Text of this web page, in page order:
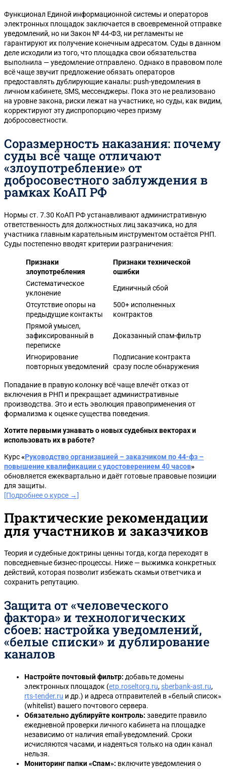
Функционал Единой информационной системы и операторов
электронных площадок заключается в своевременной отправке
уведомлений, но ни Закон № 44-ФЗ, ни регламенты не
гарантируют их получение конечным адресатом. Суды в данном
деле исходили из того, что площадка свои обязательства
выполнила — уведомление отправлено. Однако в правовом поле
всё чаще звучит предложение обязать операторов
предоставлять дублирующие каналы: push-уведомления в
личном кабинете, SMS, мессенджеры. Пока это не реализовано
на уровне закона, риски лежат на участнике, но суды, как видим,
корректируют эту диспропорцию через призму
добросовестности.
Соразмерность наказания: почему
суды всё чаще отличают
«злоупотребление» от
добросовестного заблуждения в
рамках КоАП РФ
Нормы ст. 7.30 КоАП РФ устанавливают административную
ответственность для должностных лиц заказчика, но для
участника главным карательным инструментом остаётся РНП.
Суды постепенно вводят критерии разграничения:
Признаки
злоупотребления
Признаки технической
ошибки
Систематическое
уклонение
Единичный сбой
Отсутствие опоры на
предыдущие контакты
500+ исполненных
контрактов
Прямой умысел,
зафиксированный в
переписке
Доказанный спам-фильтр
Игнорирование
повторных уведомлений
Подписание контракта
сразу после обнаружения
Попадание в правую колонку всё чаще влечёт отказ от
включения в РНП и прекращает административные
производства. Это и есть эволюция правоприменения от
формализма к оценке существа поведения.
Хотите первыми узнавать о новых судебных векторах и
использовать их в работе?
Курс«Руководство организацией – заказчиком по 44-фз –
повышение квалификации с удостоверением 40 часов»
обновляется ежеквартально и даёт готовые правовые позиции
для защиты.
[Подробнее о курсе →]
Практические рекомендации
для участников и заказчиков
Теория и судебные доктрины ценны тогда, когда переходят в
повседневные бизнес-процессы. Ниже — выжимка конкретных
действий, которая позволит избежать скамьи ответчика и
сохранить репутацию.
Защита от «человеческого
фактора» и технологических
сбоев: настройка уведомлений,
«белые списки» и дублирование
каналов
Настройте почтовый фильтр: добавьте домены
электронных площадок (etp.roseltorg.ru,sberbank-ast.ru,
rts-tender.ru и др.) и адреса отправителей в «белый список»
(whitelist) вашего почтового сервера.
Обязательно дублируйте контроль: заведите правило
ежедневной проверки личного кабинета на площадке
независимо от наличия email-уведомлений. Сроки
исчисляются часами, и надеяться только на один канал
нельзя.
Мониторинг папки «Спам»: включите уведомления о